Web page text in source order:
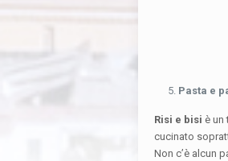
Pasta e
Risi e bisi è un
cucinato
Non c’è alcun